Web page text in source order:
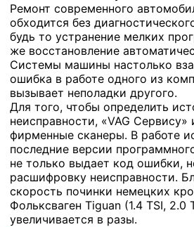
Ремонт современного
обходится без
будь то устранение мелких
же восстановление
Системы машины настолько
ошибка в работе одного из
вызывает неполадки другого.
Для того, чтобы определить
неисправности, «VAG Сервису»
фирменные сканеры. В работе
последние версии
не только выдает код ошибки,
расшифровку неисправности.
скорость починки немецких
Фольксваген Tiguan (1.4 TSI, 2.0
увеличивается в разы.